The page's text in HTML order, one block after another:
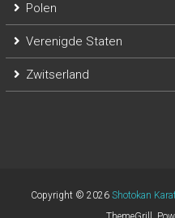
Polen
Verenigde Staten
Zwitserland
Copyright © 2026 Shotokan